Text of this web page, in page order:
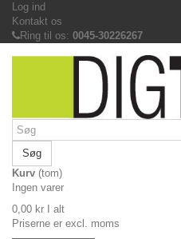
Log ind
Kontakt os
Ring til os: 0045-30226267
Søg
Kurv (tom)
Ingen varer
0,00 kr
I alt
Priserne er excl. moms